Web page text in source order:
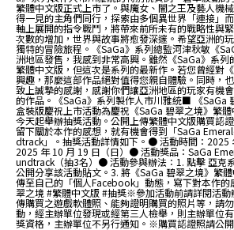
繁體中文版正式上市了。與魔女、闇之王及藝人機
得一見的主角們同行，探索由多個異世界「連接」
軸上展開的指令戰鬥，將帶來前所未有的戰略性與
次數的增加，世界與故事將愈發深邃。希望亞洲的
獨特的冒險旅程。《SaGa》系列總監河津秋敏《
洲地區發售，我感到非常高興。雖然《SaGa》系列
繁體中文版，但這次是系列的最新作。若您曾經對
興趣，那麼這部作品絕對值得您親自體驗。同時，
致上誠摯的感謝，感謝你們讓亞洲地區的玩家有機
的作品。《SaGa》系列製作人市川雅統■ 《SaGa
盒裝版慶祝上市活動為慶祝《SaGa 碧翠之境》繁
今天起舉辦抽獎活動。公開上傳繁體中文版購買認
留下關於本作的感想，就有機會得到「SaGa
dtrack」。抽獎活動詳情如下。● 活動時間：2025
2025 年 10 月 19 日（日）● 活動獎品：SaGa
undtrack（抽3名）● 活動參與辦法：1. 點擊 亞克
公開分享該活動貼文。3. 將《SaGa 碧翠之境》繁
傳至自己的「個人Facebook」動態，寫下對本作的
翠之境 #繁體中文版 #抽獎※參加活動前請詳閱活
傳購買之遊戲軟體照、能夠證明購買的照片等，請
動，經主辦單位發現或經第三人檢舉，則主辦單位
獎資格，主辦單位不另行通知。※購買認證照請公